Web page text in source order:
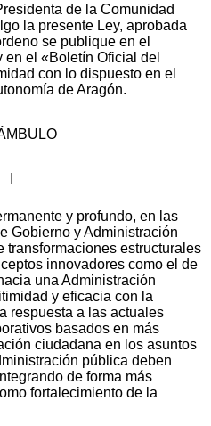
de la Comunidad
la presente Ley, aprobada
se publique en el
el «Boletín Oficial del
con lo dispuesto en el
de Aragón.
y profundo, en las
Gobierno y Administración
transformaciones estructurales
innovadores como el de
una Administración
y eficacia con la
respuesta a las actuales
basados en más
ciudadana en los asuntos
pública deben
de forma más
fortalecimiento de la